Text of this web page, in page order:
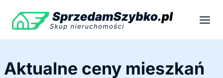
treści
Aktualne ceny mieszkań